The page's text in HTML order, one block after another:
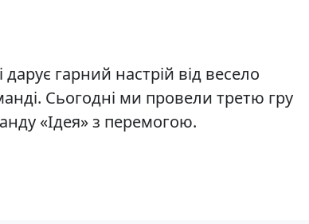
дарує гарний настрій від весело
Сьогодні ми провели третю гру
«Ідея» з перемогою.